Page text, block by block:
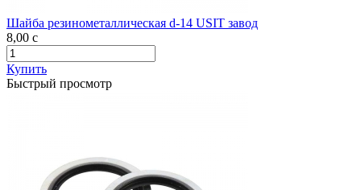
Шайба резинометаллическая d-14 USIT завод
8,00 c
Купить
Быстрый просмотр